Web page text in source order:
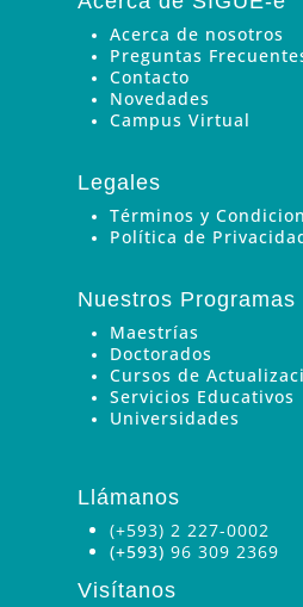
Acerca de nosotros
Preguntas
Contacto
Novedades
Campus Virtual
Legales
Términos y
Política de
Nuestros Programas
Maestrías
Doctorados
Cursos de
Servicios Educativos
Universidades
Llámanos
(+593) 2 227-0002
(+593) 96 309 2369
Visítanos